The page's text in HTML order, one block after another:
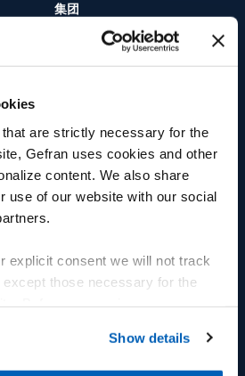
are strictly necessary for the
Gefran uses cookies and other
content. We also share
use of our website with our social
explicit consent we will not track
those necessary for the
Gefran - Cookie
Show details
集团
多样性
工作机会
人
环境